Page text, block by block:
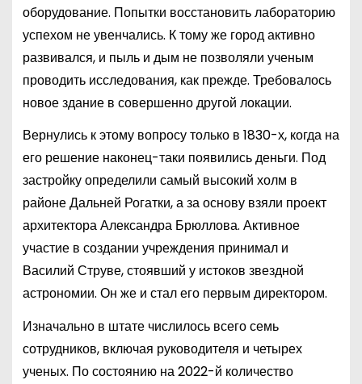
оборудование. Попытки восстановить лабораторию
успехом не увенчались. К тому же город активно
развивался, и пыль и дым не позволяли ученым
проводить исследования, как прежде. Требовалось
новое здание в совершенно другой локации.
Вернулись к этому вопросу только в 1830-х, когда на
его решение наконец-таки появились деньги. Под
застройку определили самый высокий холм в
районе Дальней Рогатки, а за основу взяли проект
архитектора Александра Брюллова. Активное
участие в создании учреждения принимал и
Василий Струве, стоявший у истоков звездной
астрономии. Он же и стал его первым директором.
Изначально в штате числилось всего семь
сотрудников, включая руководителя и четырех
ученых. По состоянию на 2022-й количество